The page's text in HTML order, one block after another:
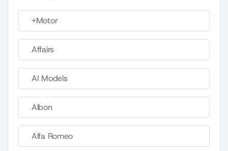
+Motor
Affairs
AI Models
Albon
Alfa Romeo